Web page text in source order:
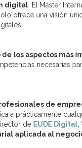
digital . El Máster
ofrece una visión
los aspectos más
necesarias
de
a prácticamente
de EUDE Digital,
aplicada al